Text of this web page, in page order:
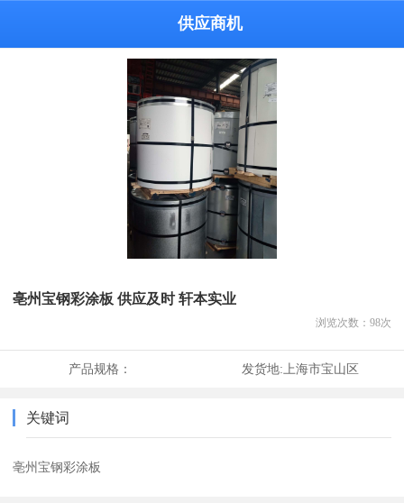
供应商机
亳州宝钢彩涂板 供应及时 轩本实业
浏览次数： 98次
产品规格： 发货地:上海市宝山区
关键词
亳州宝钢彩涂板